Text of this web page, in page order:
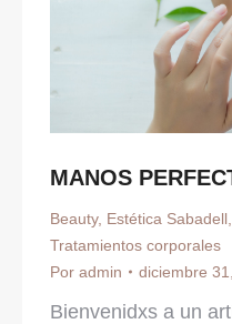
MANOS
Beauty, Estética Sabadell
Tratamientos corporales
Por admin diciembre
Bienvenidxs a un